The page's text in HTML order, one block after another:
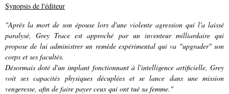
Synopsis de l'éditeur
"Après la mort de son épouse lors d'une violente agression qui l'a laissé
paralysé, Grey Trace est approché par un inventeur milliardaire qui
propose de lui administrer un remède expérimental qui va "upgrader" son
corps et ses facultés.
Désormais doté d'un implant fonctionnant à l'intelligence artificielle, Grey
voit ses capacités physiques décuplées et se lance dans une mission
vengeresse, afin de faire payer ceux qui ont tué sa femme."